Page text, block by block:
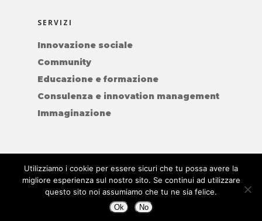
SERVIZI
Innovazione sociale
Community
Educazione e formazione
Consulenza e innovation management
Immaginazione
© 2026 WEARECOB.
Utilizziamo i cookie per essere sicuri che tu possa avere la
migliore esperienza sul nostro sito. Se continui ad utilizzare
questo sito noi assumiamo che tu ne sia felice.
Ok No